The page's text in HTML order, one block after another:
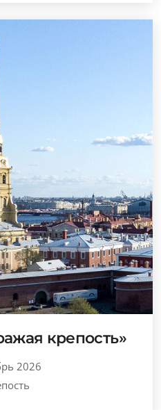
крепость»
2026